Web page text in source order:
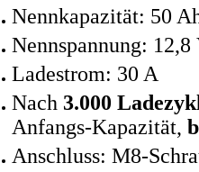
Nennkapazität: 50
Nennspannung: 12,8
Ladestrom: 30 A
Nach 3.000
Anfangs-Kapazität,
Anschluss: M8-